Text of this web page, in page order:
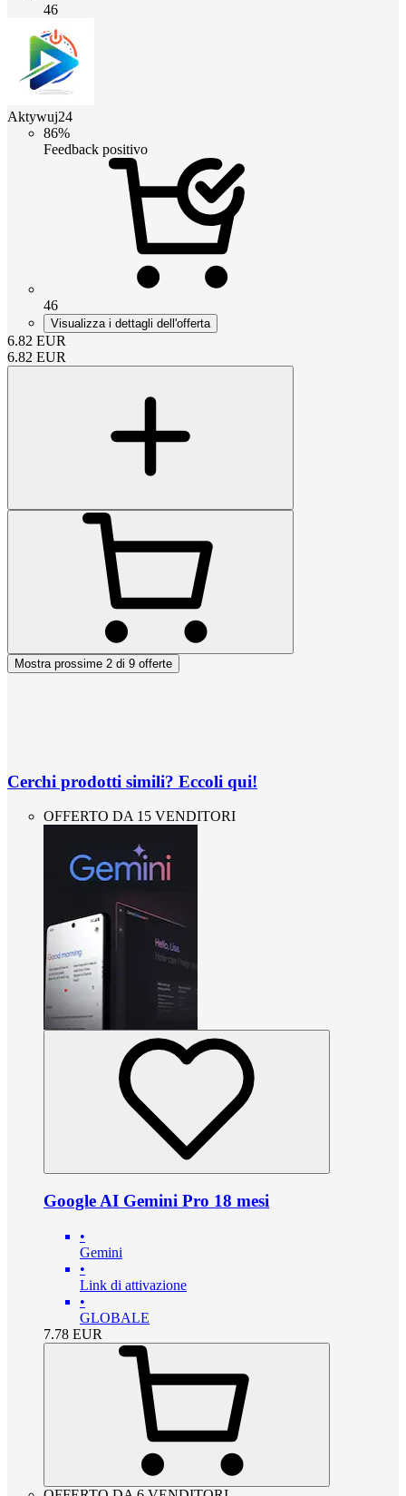
46
Aktywuj24
86%
Feedback positivo
46
Visualizza i dettagli dell'offerta
6.82 EUR
6.82 EUR
Mostra prossime 2 di 9 offerte
Cerchi prodotti simili? Eccoli qui!
OFFERTO DA 15 VENDITORI
Google AI Gemini Pro 18 mesi
•
Gemini
•
Link di attivazione
•
GLOBALE
7.78 EUR